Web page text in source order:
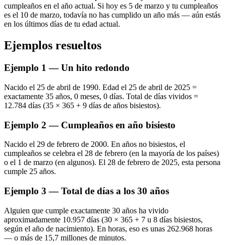
cumpleaños en el año actual. Si hoy es 5 de marzo y tu cumpleaños
es el 10 de marzo, todavía no has cumplido un año más — aún estás
en los últimos días de tu edad actual.
Ejemplos resueltos
Ejemplo 1 — Un hito redondo
Nacido el 25 de abril de 1990. Edad el 25 de abril de 2025 =
exactamente 35 años, 0 meses, 0 días. Total de días vividos =
12.784 días (35 × 365 + 9 días de años bisiestos).
Ejemplo 2 — Cumpleaños en año bisiesto
Nacido el 29 de febrero de 2000. En años no bisiestos, el
cumpleaños se celebra el 28 de febrero (en la mayoría de los países)
o el 1 de marzo (en algunos). El 28 de febrero de 2025, esta persona
cumple 25 años.
Ejemplo 3 — Total de días a los 30 años
Alguien que cumple exactamente 30 años ha vivido
aproximadamente 10.957 días (30 × 365 + 7 u 8 días bisiestos,
según el año de nacimiento). En horas, eso es unas 262.968 horas
— o más de 15,7 millones de minutos.